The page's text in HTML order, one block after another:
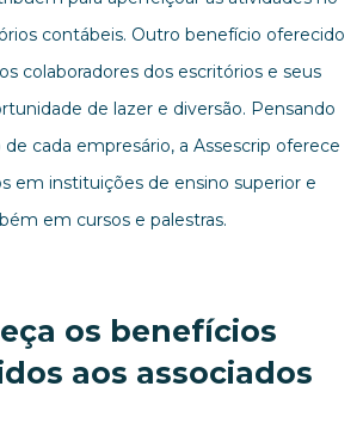
contábeis. Outro benefício oferecido
colaboradores dos escritórios e seus
de lazer e diversão. Pensando
cada empresário, a Assescrip oferece
em instituições de ensino superior e
em cursos e palestras.
os benefícios
aos associados